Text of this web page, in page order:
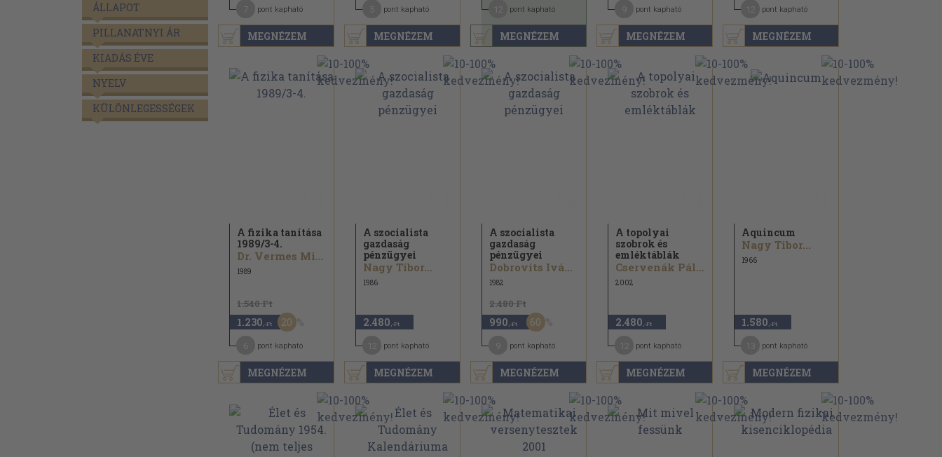
ÁLLAPOT
PILLANATNYI ÁR
KIADÁS ÉVE
NYELV
KÜLÖNLEGESSÉGEK
MEGNÉZEM
pont kapható
MEGNÉZEM
pont kapható
MEGNÉZEM
pont kapható
MEGNÉZEM
pont kapható
MEGNÉZEM
pont kapható
MEGNÉZEM
A fizika tanítása
1989/3-4.
Dr. Vermes Miklós...
1989
1.540 Ft
1.230 ,-Ft 20
pont kapható
MEGNÉZEM
A szocialista
gazdaság
pénzügyei
Nagy Tibor...
1986
2.480 ,-Ft
pont kapható
MEGNÉZEM
A szocialista
gazdaság
pénzügyei
Dobrovits Iván...
1982
2.480 Ft
990 ,-Ft 60
pont kapható
MEGNÉZEM
A topolyai
szobrok és
emléktáblák
Cservenák Pál...
2002
2.480 ,-Ft
pont kapható
MEGNÉZEM
Aquincum
Nagy Tibor...
1966
1.580 ,-Ft
pont kapható